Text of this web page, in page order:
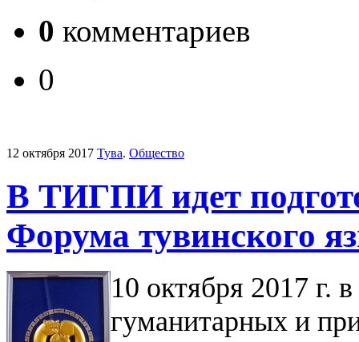
0 комментариев
0
12 октября 2017 Тува. Общество
В ТИГПИ идет
Форума тувинского
10 октября 2017 г.
гуманитарных и